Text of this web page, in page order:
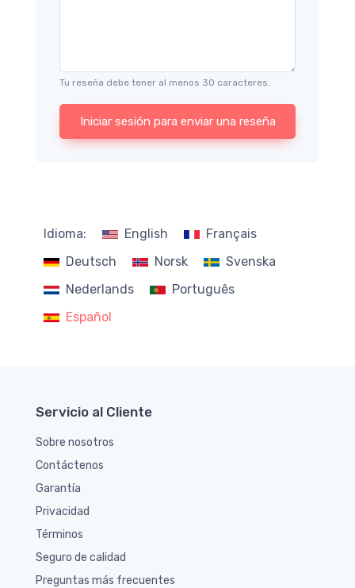
Tu reseña debe tener al menos 30 caracteres.
Iniciar sesión para enviar una reseña
Idioma: English
Français
Deutsch
Norsk
Svenska
Nederlands
Português
Español
Servicio al Cliente
Sobre nosotros
Contáctenos
Garantía
Privacidad
Términos
Seguro de calidad
Preguntas más frecuentes